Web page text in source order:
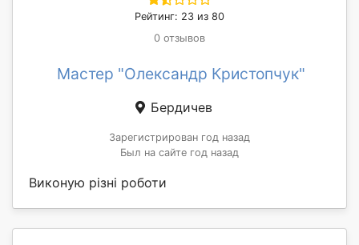
Рейтинг: 23 из 80
0 отзывов
Мастер "Олександр Кристопчук"
Бердичев
Зарегистрирован год назад
Был на сайте год назад
Виконую різні роботи